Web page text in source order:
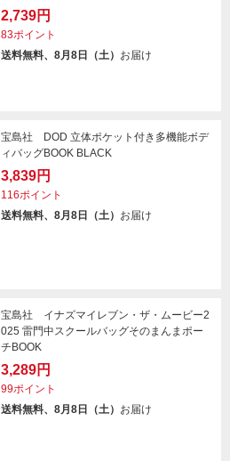
2,739円
83ポイント
送料無料、8月8日（土） お届け
宝島社 DOD 立体ポケット付き多機能ボデ
ィバッグBOOK BLACK
3,839円
116ポイント
送料無料、8月8日（土） お届け
宝島社 イナズマイレブン・ザ・ムービー2
025 雷門中スクールバッグそのまんまポー
チBOOK
3,289円
99ポイント
送料無料、8月8日（土） お届け